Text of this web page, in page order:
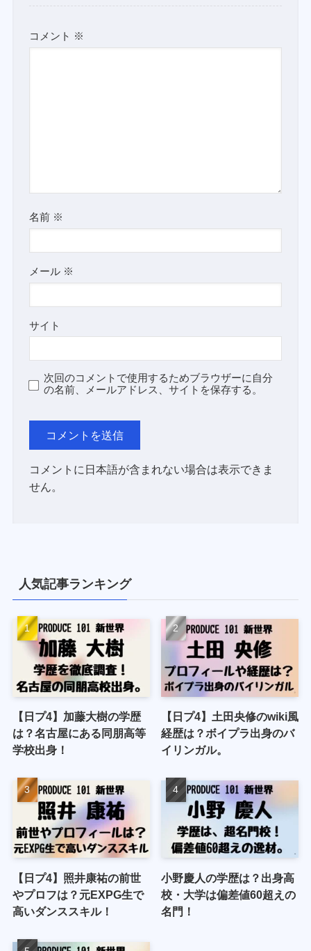
コメント ※
名前 ※
メール ※
サイト
次回のコメントで使用するためブラウザーに自分
の名前、メールアドレス、サイトを保存する。
コメントに日本語が含まれない場合は表示できま
せん。
人気記事ランキング
【日プ4】加藤大樹の学歴
は？名古屋にある同朋高等
学校出身！
【日プ4】土田央修のwiki風
経歴は？ボイプラ出身のバ
イリンガル。
【日プ4】照井康祐の前世
やプロフは？元EXPG生で
高いダンススキル！
小野慶人の学歴は？出身高
校・大学は偏差値60超えの
名門！